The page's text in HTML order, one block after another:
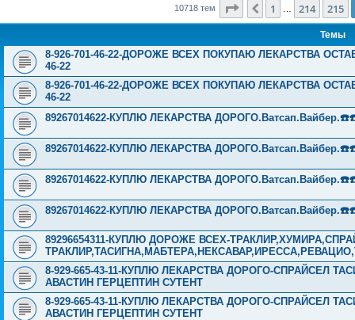
10718 тем Страница 216из 429
Пред.
1 214 215
Темы
8-926-701-46-22-ДОРОЖЕ ВСЕХ ПОКУПАЮ ЛЕКАРСТВА
46-22
8-926-701-46-22-ДОРОЖЕ ВСЕХ ПОКУПАЮ ЛЕКАРСТВА
46-22
89267014622-КУПЛЮ ЛЕКАРСТВА
89267014622-КУПЛЮ ЛЕКАРСТВА
89267014622-КУПЛЮ ЛЕКАРСТВА
89267014622-КУПЛЮ ЛЕКАРСТВА
89296654311-КУПЛЮ ДОРОЖЕ ВСЕХ-
8-929-665-43-11-КУПЛЮ ЛЕКАРСТВА ДОРОГО-СПРАЙСЕЛ
АВАСТИН ГЕРЦЕПТИН СУТЕНТ
8-929-665-43-11-КУПЛЮ ЛЕКАРСТВА ДОРОГО-СПРАЙСЕЛ
АВАСТИН ГЕРЦЕПТИН СУТЕНТ